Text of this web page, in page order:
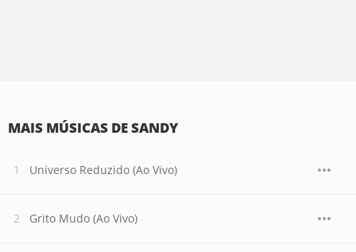
MAIS MÚSICAS DE SANDY
Universo Reduzido (Ao Vivo)
Grito Mudo (Ao Vivo)